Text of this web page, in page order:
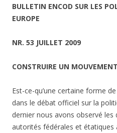
BULLETIN ENCOD SUR LES
EUROPE
NR. 53 JUILLET 2009
CONSTRUIRE UN MOUVEMENT
Est-ce-qu’une certaine forme
dans le débat officiel sur la
dernier nous avons observé les
autorités fédérales et étatiques